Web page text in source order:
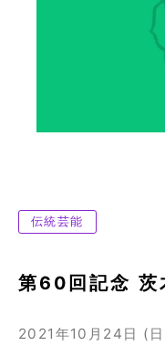
伝統芸能
第60回記念 茨
2021年10月24日 (